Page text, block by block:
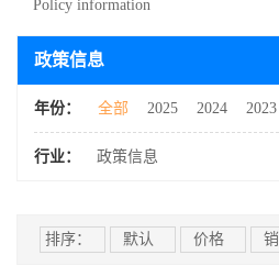
Policy information
政策信息
年份： 全部 2025 2024 2023
行业： 政策信息
排序： 默认 价格